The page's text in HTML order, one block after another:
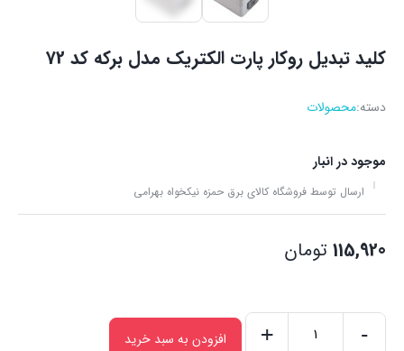
کلید تبدیل روکار پارت الکتریک مدل برکه کد 72
دسته:محصولات
موجود در انبار
ارسال توسط فروشگاه کالای برق حمزه نیکخواه بهرامی
115,920 تومان
-
+ افزودن به سبد خرید